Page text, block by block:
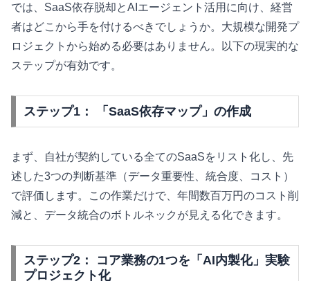
では、SaaS依存脱却とAIエージェント活用に向け、経営
者はどこから手を付けるべきでしょうか。大規模な開発プ
ロジェクトから始める必要はありません。以下の現実的な
ステップが有効です。
ステップ1： 「SaaS依存マップ」の作成
まず、自社が契約している全てのSaaSをリスト化し、先
述した3つの判断基準（データ重要性、統合度、コスト）
で評価します。この作業だけで、年間数百万円のコスト削
減と、データ統合のボトルネックが見える化できます。
ステップ2： コア業務の1つを「AI内製化」実験
プロジェクト化